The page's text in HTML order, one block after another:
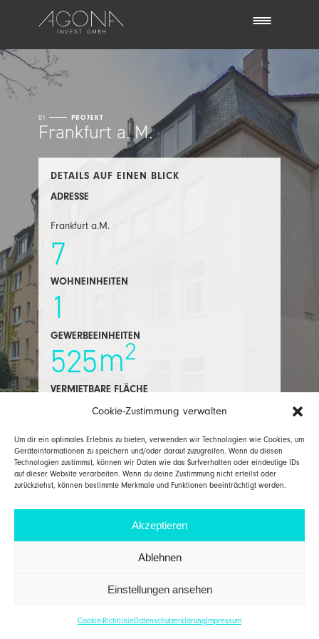
Cookie-Zustimmung verwalten
Um dir ein optimales Erlebnis zu bieten, verwenden wir Technologien wie Cookies, um
Geräteinformationen zu speichern und/oder darauf zuzugreifen. Wenn du diesen
Technologien zustimmst, können wir Daten wie das Surfverhalten oder eindeutige IDs
auf dieser Website verarbeiten. Wenn du deine Zustimmung nicht erteilst oder
zurückziehst, können bestimmte Merkmale und Funktionen beeinträchtigt werden.
Akzeptieren
Ablehnen
Einstellungen ansehen
Cookie-RichtlinieDatenschutzerklärungImpressum
AGONA INVEST
01 PROJEKT
Frankfurt a. M.
DETAILS AUF EINEN BLICK
ADRESSE
Frankfurt a.M.
7
WOHNEINHEITEN
1
GEWERBEEINHEITEN
525m2
VERMIETBARE FLÄCHE
Vorheriges Projekt
HAIBACH
63739 Aschaffenburg